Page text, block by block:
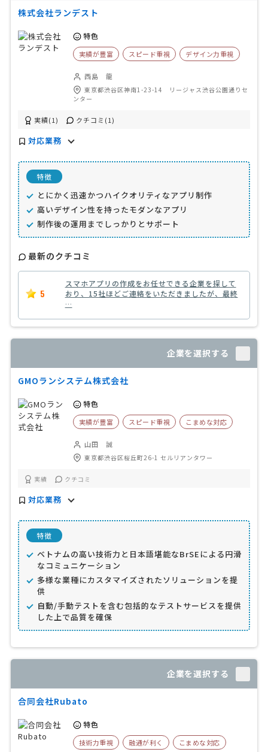
株式会社ランデスト
特色
実績が豊富 スピード重視 デザイン力重視
西島 龍
東京都渋谷区神南1-23-14 リージャス渋谷公園通りセ
ンター
実績(1) クチコミ(1)
対応業務
特徴
とにかく迅速かつハイクオリティなアプリ制作
高いデザイン性を持ったモダンなアプリ
制作後の運用までしっかりとサポート
最新のクチコミ
5
スマホアプリの作成をお任せできる企業を探して
おり、15社ほどご連絡をいただきましたが、最終
…
企業を選択する
GMOランシステム株式会社
特色
実績が豊富 スピード重視 こまめな対応
山田 誠
東京都渋谷区桜丘町26-1 セルリアンタワー
実績 クチコミ
対応業務
特徴
ベトナムの高い技術力と日本語堪能なBrSEによる円滑
なコミュニケーション
多様な業種にカスタマイズされたソリューションを提
供
自動/手動テストを含む包括的なテストサービスを提供
した上で品質を確保
企業を選択する
合同会社Rubato
特色
技術力重視 融通が利く こまめな対応